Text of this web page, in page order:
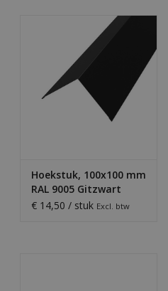
Hoekstuk, 100x100 mm
RAL 9005 Gitzwart
€ 14,50 / stuk Excl. btw